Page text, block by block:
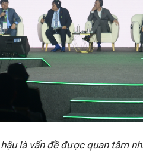
là vấn đề được quan tâm